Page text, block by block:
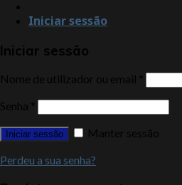
Iniciar sessão
Iniciar sessão
Nome de utilizador ou email *
Senha *
Iniciar sessão
Manter sessão
Perdeu a sua senha?